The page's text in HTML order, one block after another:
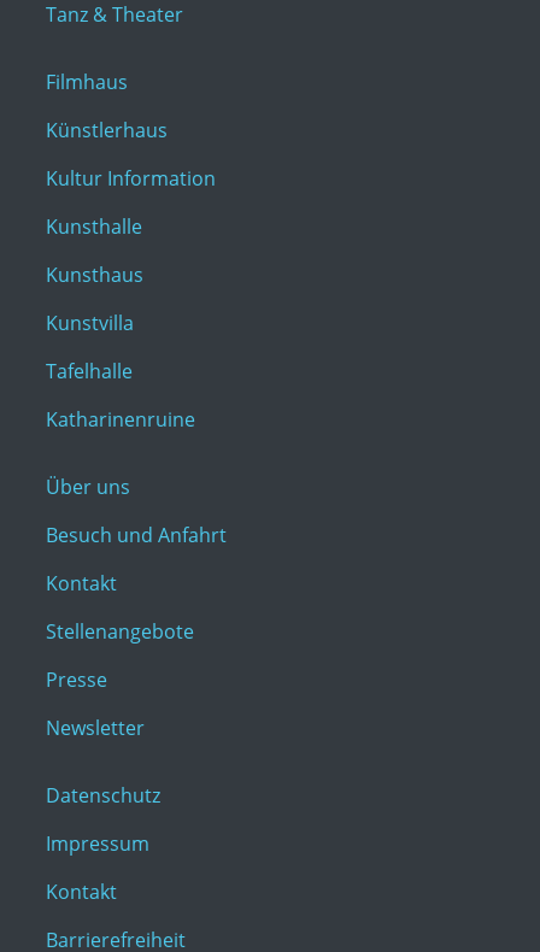
Tanz & Theater
Filmhaus
Künstlerhaus
Kultur Information
Kunsthalle
Kunsthaus
Kunstvilla
Tafelhalle
Katharinenruine
Über uns
Besuch und Anfahrt
Kontakt
Stellenangebote
Presse
Newsletter
Datenschutz
Impressum
Kontakt
Barrierefreiheit